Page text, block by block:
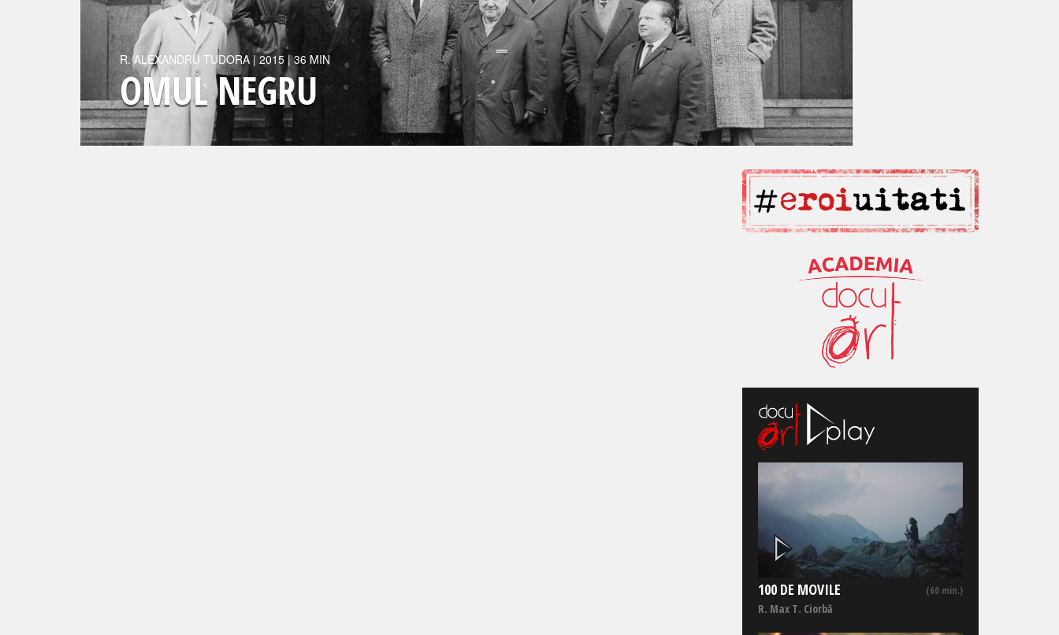
R.ALEXANDRU TUDORA | 2015 | 36 MIN
OMUL NEGRU
100 DE MOVILE (60 min.)
R. Max T. Ciorbă